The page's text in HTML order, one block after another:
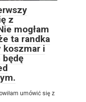
z
mogłam
ta randka
koszmar i
umówić się z